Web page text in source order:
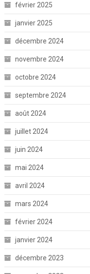
février 2025
janvier 2025
décembre 2024
novembre 2024
octobre 2024
septembre 2024
août 2024
juillet 2024
juin 2024
mai 2024
avril 2024
mars 2024
février 2024
janvier 2024
décembre 2023